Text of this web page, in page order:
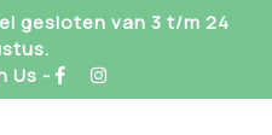
gesloten van 3 t/m 24
Us -